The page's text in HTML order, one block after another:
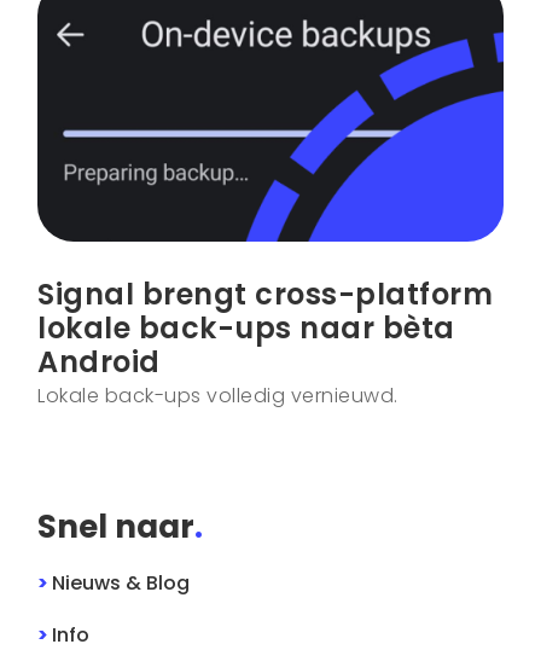
Signal brengt cross-platform
lokale back-ups naar bèta
Android
Lokale back-ups volledig vernieuwd.
Snel naar.
> Nieuws & Blog
> Info